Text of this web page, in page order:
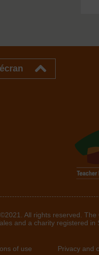
©2021. All rights reserved.
and a charity registered
of use Privacy and